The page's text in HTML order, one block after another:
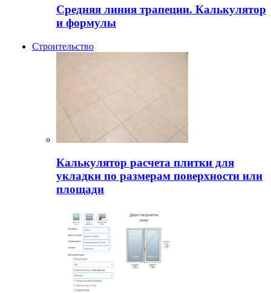
Средняя линия трапеции. Калькулятор
и формулы
Строительство
Калькулятор расчета плитки для
укладки по размерам поверхности или
площади